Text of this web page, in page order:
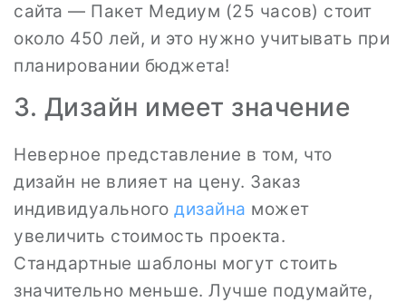
сайта — Пакет Медиум (25 часов) стоит
около 450 лей, и это нужно учитывать при
планировании бюджета!
3. Дизайн имеет значение
Неверное представление в том, что
дизайн не влияет на цену. Заказ
индивидуального дизайна может
увеличить стоимость проекта.
Стандартные шаблоны могут стоить
значительно меньше. Лучше подумайте,